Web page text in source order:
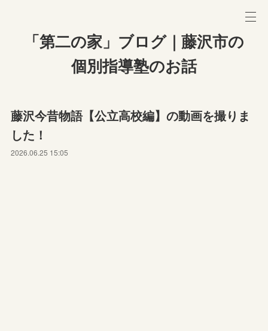
「第二の家」ブログ｜藤沢市の
個別指導塾のお話
藤沢今昔物語【公立高校編】の動画を撮りま
した！
2026.06.25 15:05